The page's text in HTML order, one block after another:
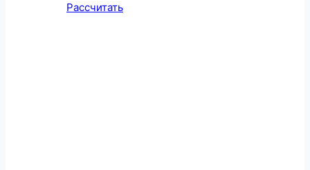
Рассчитать